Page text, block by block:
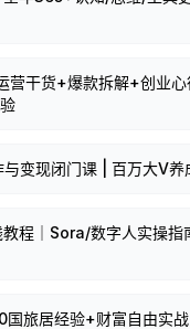
营干货+爆款拆解+创业
变现闭门课 | 百万大V养
程｜Sora/数字人实操指
国旅居经验+财富自由实